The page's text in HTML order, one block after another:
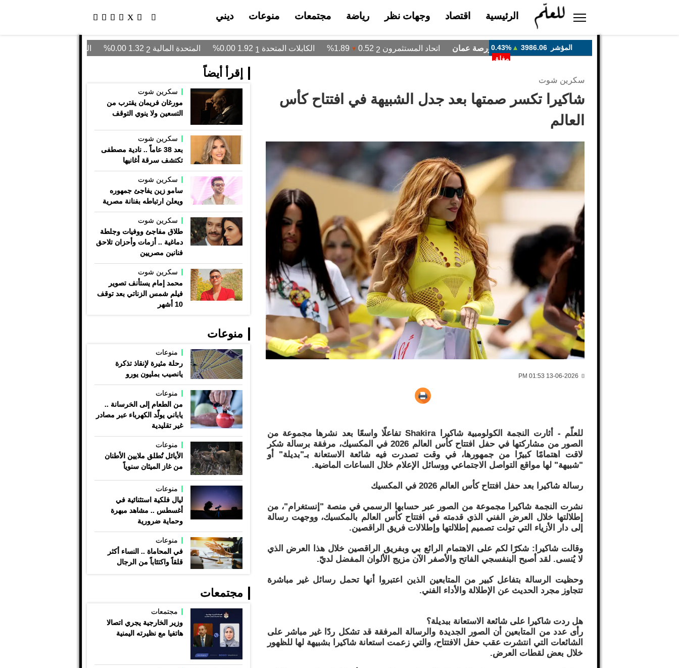
الرئيسية اقتصاد وجهات نظر رياضة مجتمعات منوعات ديني
سكرين شوت
شاكيرا تكسر صمتها بعد جدل الشبيهة في افتتاح كأس
العالم
للعلّم - أثارت النجمة الكولومبية شاكيرا Shakira تفاعلًا واسعًا بعد نشرها مجموعة من
الصور من مشاركتها في حفل افتتاح كأس العالم 2026 في المكسيك، مرفقة برسالة شكر
لاقت اهتمامًا كبيرًا من جمهورها، في وقت تصدرت فيه شائعة الاستعانة بـ"بديلة" أو
"شبيهة" لها مواقع التواصل الاجتماعي ووسائل الإعلام خلال الساعات الماضية.
رسالة شاكيرا بعد حفل افتتاح كأس العالم 2026 في المكسيك
نشرت النجمة شاكيرا مجموعة من الصور عبر حسابها الرسمي في منصة "إنستغرام"، من
إطلالتها خلال العرض الفني الذي قدمته في افتتاح كأس العالم بالمكسيك، ووجهت رسالة
إلى دار الأزياء التي تولت تصميم إطلالتها وإطلالات فريق الراقصين.
وقالت شاكيرا: شكرًا لكم على الاهتمام الرائع بي وبفريق الراقصين خلال هذا العرض الذي
لا يُنسى. لقد أصبح البنفسجي الفاتح والأصفر الآن مزيج الألوان المفضل لديّ.
وحظيت الرسالة بتفاعل كبير من المتابعين الذين اعتبروا أنها تحمل رسائل غير مباشرة
تتجاوز مجرد الحديث عن الإطلالة والأداء الفني.
هل ردت شاكيرا على شائعة الاستعانة ببديلة؟
رأى عدد من المتابعين أن الصور الجديدة والرسالة المرفقة قد تشكل ردًا غير مباشر على
الشائعات التي انتشرت عقب حفل الافتتاح، والتي زعمت استعانة شاكيرا بشبيهة لها للظهور
خلال بعض لقطات العرض.
إقرأ أيضاً
سكرين شوت
مورغان فريمان يقترب من
التسعين ولا ينوي التوقف
سكرين شوت
بعد 38 عاماً .. نادية مصطفى
تكتشف سرقة أغانيها
سكرين شوت
سامو زين يفاجئ جمهوره
ويعلن ارتباطه بفنانة مصرية
سكرين شوت
طلاق مفاجئ ووفيات وجلطة
دماغية .. أزمات وأحزان تلاحق
فنانين مصريين
سكرين شوت
محمد إمام يستأنف تصوير
فيلم شمس الزناتي بعد توقف
10 أشهر
منوعات
منوعات
رحلة مثيرة لإنقاذ تذكرة
يانصيب بمليون يورو
منوعات
من الطعام إلى الخرسانة ..
ياباني يولّد الكهرباء عبر مصادر
غير تقليدية
منوعات
الأيائل تُطلق ملايين الأطنان
من غاز الميثان سنوياً
منوعات
ليال فلكية استثنائية في
أغسطس .. مشاهد مبهرة
وحماية ضرورية
منوعات
في المحاماة .. النساء أكثر
قلقاً واكتئاباً من الرجال
مجتمعات
مجتمعات
وزير الخارجية يجري اتصالا
هاتفيا مع نظيرته اليمنية